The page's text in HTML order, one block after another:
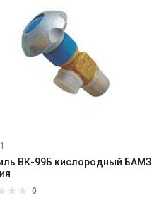
ВК-99Б кислородный БАМЗ
0